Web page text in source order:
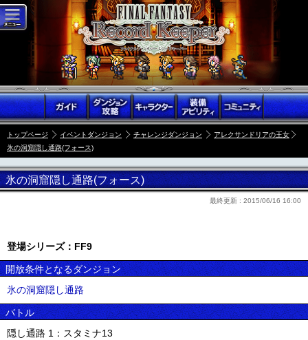
トップページ イベントダンジョン チャレンジダンジョン
アレクサンドリアの王女
氷の洞窟隠し通路(フォース)
氷の洞窟隠し通路(フォース)
最終更新 : 2015/06/16 16:00
登場シリーズ：FF9
開放条件となるダンジョン
氷の洞窟隠し通路
バトル
隠し通路 1：スタミナ13